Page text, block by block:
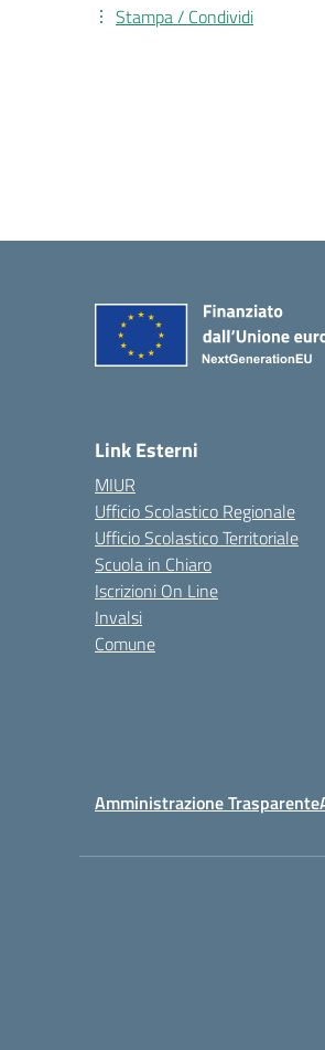
Stampa / Condividi
Link Esterni
MIUR
Ufficio Scolastico Regionale
Ufficio Scolastico Territoriale
Scuola in Chiaro
Iscrizioni On Line
Invalsi
Comune
Amministrazione Trasparente